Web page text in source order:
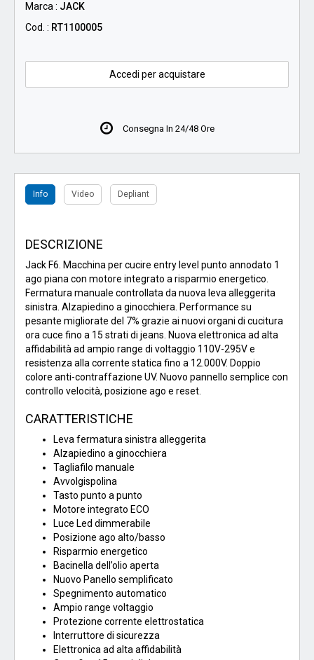
Marca : JACK
Cod. : RT1100005
Accedi per acquistare
Consegna In 24/48 Ore
Info Video Depliant
DESCRIZIONE
Jack F6. Macchina per cucire entry level punto annodato 1
ago piana con motore integrato a risparmio energetico.
Fermatura manuale controllata da nuova leva alleggerita
sinistra. Alzapiedino a ginocchiera. Performance su
pesante migliorate del 7% grazie ai nuovi organi di cucitura
ora cuce fino a 15 strati di jeans. Nuova elettronica ad alta
affidabilità ad ampio range di voltaggio 110V-295V e
resistenza alla corrente statica fino a 12.000V. Doppio
colore anti-contraffazione UV. Nuovo pannello semplice con
controllo velocità, posizione ago e reset.
CARATTERISTICHE
Leva fermatura sinistra alleggerita
Alzapiedino a ginocchiera
Tagliafilo manuale
Avvolgispolina
Tasto punto a punto
Motore integrato ECO
Luce Led dimmerabile
Posizione ago alto/basso
Risparmio energetico
Bacinella dell’olio aperta
Nuovo Panello semplificato
Spegnimento automatico
Ampio range voltaggio
Protezione corrente elettrostatica
Interruttore di sicurezza
Elettronica ad alta affidabilità